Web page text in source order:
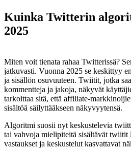
Kuinka Twitterin
2025
Miten voit tienata rahaa Twitterissä?
jatkuvasti. Vuonna 2025 se keskittyy
ja sisällön osuvuuteen. Twiitit, jotka
kommentteja ja jakoja, näkyvät
tarkoittaa sitä, että affiliate-
sisältöä säilyttääkseen näkyvyytensä.
Algoritmi suosii nyt keskustelevia
tai vahvoja mielipiteitä sisältävät twiitit
vastaukset ja keskustelut kasvattavat